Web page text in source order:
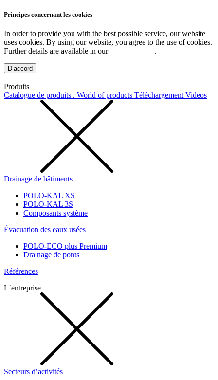
Principes concernant les cookies
In order to provide you with the best possible service, our website
uses cookies. By using our website, you agree to the use of cookies.
Further details are available in our
.
D’accord
Produits
Catalogue de produits . World of products Téléchargement Videos
Drainage de bâtiments
POLO-KAL XS
POLO-KAL 3S
Composants système
Évacuation des eaux usées
POLO-ECO plus Premium
Drainage de ponts
Références
L`entreprise
Secteurs d’activités